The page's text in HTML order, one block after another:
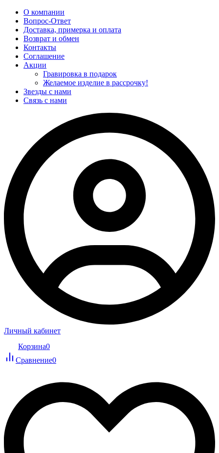
О компании
Вопрос-Ответ
Доставка, примерка и оплата
Возврат и обмен
Контакты
Соглашение
Акции
Гравировка в подарок
Желаемое изделие в рассрочку!
Звезды с нами
Связь с нами
Личный кабинет
Корзина0
Сравнение0